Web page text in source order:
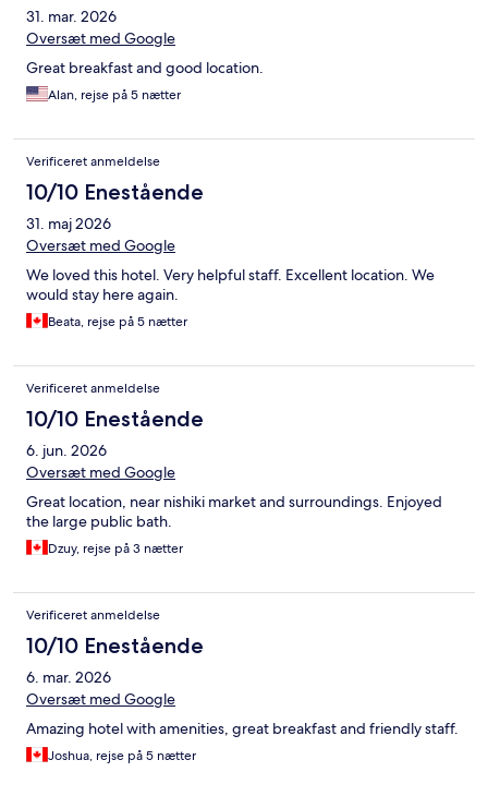
31. mar. 2026
Oversæt med Google
Great breakfast and good location.
Alan, rejse på 5 nætter
Verificeret anmeldelse
10/10 Enestående
31. maj 2026
Oversæt med Google
We loved this hotel. Very helpful staff. Excellent location. We
would stay here again.
Beata, rejse på 5 nætter
Verificeret anmeldelse
10/10 Enestående
6. jun. 2026
Oversæt med Google
Great location, near nishiki market and surroundings. Enjoyed
the large public bath.
Dzuy, rejse på 3 nætter
Verificeret anmeldelse
10/10 Enestående
6. mar. 2026
Oversæt med Google
Amazing hotel with amenities, great breakfast and friendly staff.
Joshua, rejse på 5 nætter